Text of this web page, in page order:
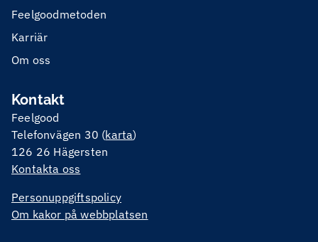
Feelgoodmetoden
Karriär
Om oss
Kontakt
Feelgood
Telefonvägen 30 (karta)
126 26 Hägersten
Kontakta oss
Personuppgiftspolicy
Om kakor på webbplatsen